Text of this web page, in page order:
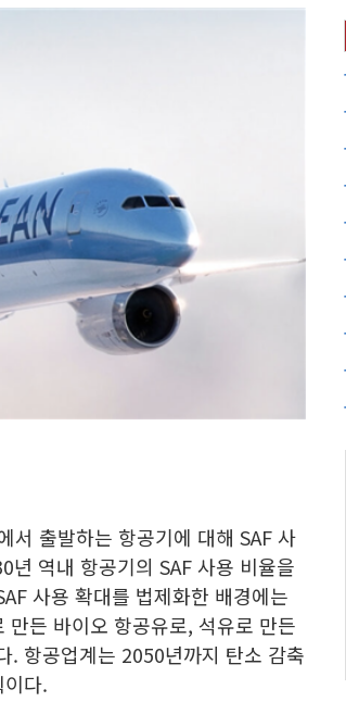
서 출발하는 항공기에 대해 SAF 사
역내 항공기의 SAF 사용 비율을
사용 확대를 법제화한 배경에는
만든 바이오 항공유로, 석유로 만든
. 항공업계는 2050년까지 탄소 감축
다.